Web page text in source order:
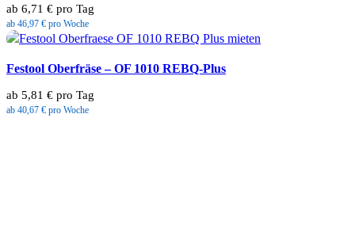
ab 6,71 € pro Tag
ab 46,97 € pro Woche
Festool Oberfräse – OF 1010 REBQ-Plus
ab 5,81 € pro Tag
ab 40,67 € pro Woche